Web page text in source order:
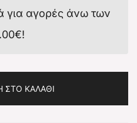
για αγορές άνω των
€!
ΣΤΟ ΚΑΛΆΘΙ